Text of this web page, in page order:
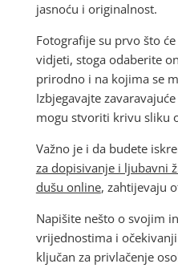
jasnoću i originalnost.
Fotografije su prvo što
vidjeti, stoga odaberite
prirodno i na kojima se
Izbjegavajte
mogu stvoriti krivu sliku
Važno je i da budete
za dopisivanje i ljubavni
dušu online, zahtijevaju
Napišite nešto o svojim
vrijednostima i
ključan za privlačenje